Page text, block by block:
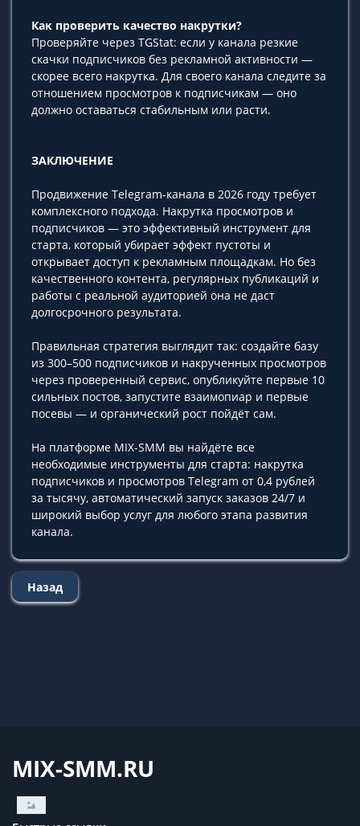
Как проверить качество накрутки?
Проверяйте через TGStat: если у канала резкие
скачки подписчиков без рекламной активности —
скорее всего накрутка. Для своего канала следите за
отношением просмотров к подписчикам — оно
должно оставаться стабильным или расти.
ЗАКЛЮЧЕНИЕ
Продвижение Telegram-канала в 2026 году требует
комплексного подхода. Накрутка просмотров и
подписчиков — это эффективный инструмент для
старта, который убирает эффект пустоты и
открывает доступ к рекламным площадкам. Но без
качественного контента, регулярных публикаций и
работы с реальной аудиторией она не даст
долгосрочного результата.
Правильная стратегия выглядит так: создайте базу
из 300–500 подписчиков и накрученных просмотров
через проверенный сервис, опубликуйте первые 10
сильных постов, запустите взаимопиар и первые
посевы — и органический рост пойдёт сам.
На платформе MIX-SMM вы найдёте все
необходимые инструменты для старта: накрутка
подписчиков и просмотров Telegram от 0,4 рублей
за тысячу, автоматический запуск заказов 24/7 и
широкий выбор услуг для любого этапа развития
канала.
Назад
MIX-SMM.RU